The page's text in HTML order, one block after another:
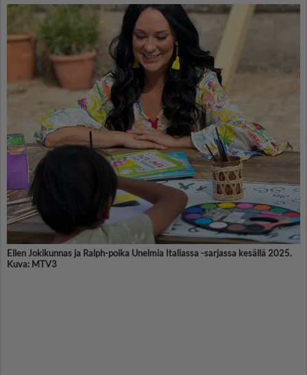
Ellen Jokikunnas ja Ralph-poika Unelmia Italiassa -sarjassa kesällä 2025.
Kuva: MTV3